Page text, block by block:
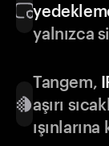
yalnızca
Tangem,
aşırı